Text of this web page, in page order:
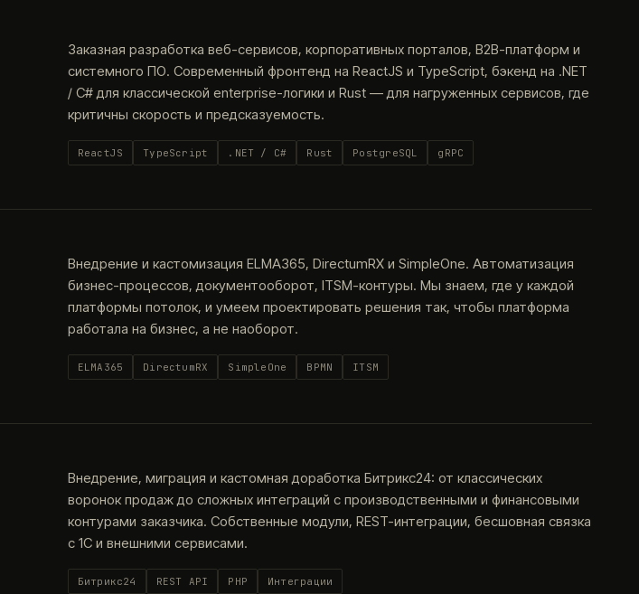
Заказная разработка веб-сервисов, корпоративных порталов, B2B-платформ и
системного ПО. Современный фронтенд на ReactJS и TypeScript, бэкенд на .NET
/ C# для классической enterprise-логики и Rust — для нагруженных сервисов, где
критичны скорость и предсказуемость.
ReactJS TypeScript .NET / C# Rust PostgreSQL gRPC
Внедрение и кастомизация ELMA365, DirectumRX и SimpleOne. Автоматизация
бизнес-процессов, документооборот, ITSM-контуры. Мы знаем, где у каждой
платформы потолок, и умеем проектировать решения так, чтобы платформа
работала на бизнес, а не наоборот.
ELMA365 DirectumRX SimpleOne BPMN ITSM
Внедрение, миграция и кастомная доработка Битрикс24: от классических
воронок продаж до сложных интеграций с производственными и финансовыми
контурами заказчика. Собственные модули, REST-интеграции, бесшовная связка
с 1С и внешними сервисами.
Битрикс24 REST API PHP Интеграции